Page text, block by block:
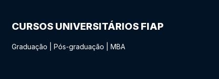
CURSOS UNIVERSITÁRIOS FIAP
Graduação Pós-graduação MBA